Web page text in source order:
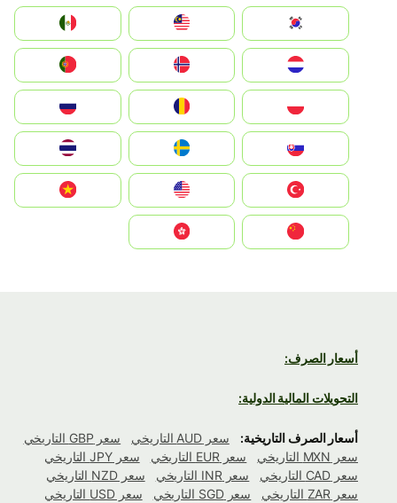
South Korea
Nederland
Portugal
România
Slovensko
United States
Vietnam
أسعار الصرف:
التحويلات المالية الدولية:
أسعار الصرف التاريخية: سعر AUD التاريخي
سعر GBP التاريخي
سعر MXN التاريخي
سعر EUR التاريخي
سعر JPY التاريخي
سعر CAD التاريخي
سعر INR التاريخي
سعر NZD التاريخي
سعر ZAR التاريخي
سعر SGD التاريخي
سعر USD التاريخي